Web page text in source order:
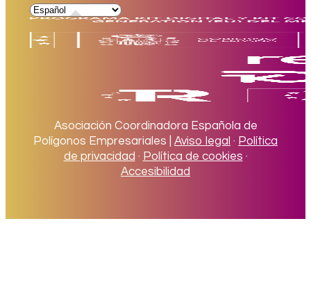
Asociación Coordinadora Española de
Polígonos Empresariales | Aviso legal · Política
de privacidad · Política de cookies ·
Accesibilidad